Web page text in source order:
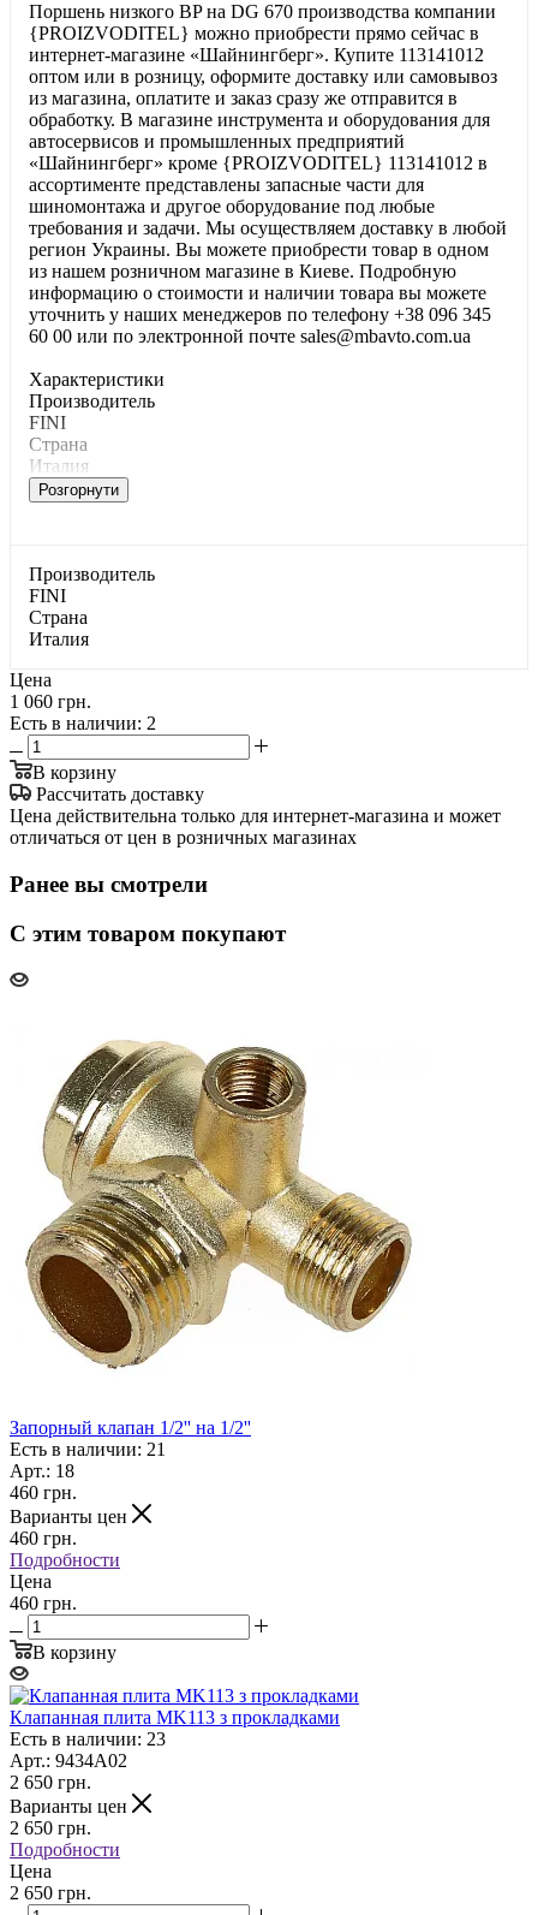
Поршень низкого BP на DG 670 производства компании
{PROIZVODITEL} можно приобрести прямо сейчас в
интернет-магазине «Шайнингберг». Купите 113141012
оптом или в розницу, оформите доставку или самовывоз
из магазина, оплатите и заказ сразу же отправится в
обработку. В магазине инструмента и оборудования для
автосервисов и промышленных предприятий
«Шайнингберг» кроме {PROIZVODITEL} 113141012 в
ассортименте представлены запасные части для
шиномонтажа и другое оборудование под любые
требования и задачи. Мы осуществляем доставку в любой
регион Украины. Вы можете приобрести товар в одном
из нашем розничном магазине в Киеве. Подробную
информацию о стоимости и наличии товара вы можете
уточнить у наших менеджеров по телефону +38 096 345
60 00 или по электронной почте sales@mbavto.com.ua
Характеристики
Производитель
FINI
Страна
Италия
Розгорнути
Производитель
FINI
Страна
Италия
Цена
1 060 грн.
Есть в наличии: 2
В корзину
Рассчитать доставку
Цена действительна только для интернет-магазина и может
отличаться от цен в розничных магазинах
Ранее вы смотрели
С этим товаром покупают
Запорный клапан 1/2'' на 1/2''
Есть в наличии: 21
Арт.: 18
460 грн.
Варианты цен
460 грн.
Подробности
Цена
460 грн.
В корзину
Клапанная плита MK113 з прокладками
Есть в наличии: 23
Арт.: 9434A02
2 650 грн.
Варианты цен
2 650 грн.
Подробности
Цена
2 650 грн.